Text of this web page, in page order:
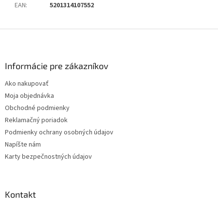
EAN: 5201314107552
Informácie pre zákazníkov
Ako nakupovať
Moja objednávka
Obchodné podmienky
Reklamačný poriadok
Podmienky ochrany osobných údajov
Napíšte nám
Karty bezpečnostných údajov
Kontakt